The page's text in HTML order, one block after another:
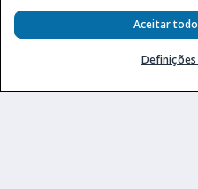
autorizada a operar apostas de
Secretaria de Prêmios e Apostas do
247, de 07.02.2025,
Aceitar